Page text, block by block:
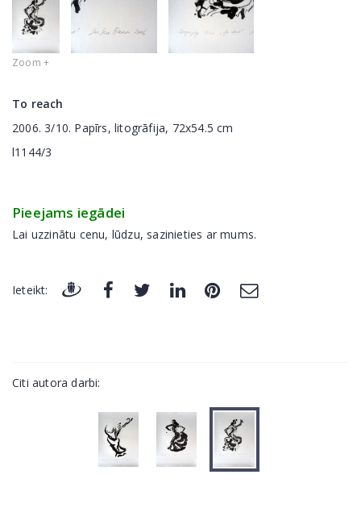
Zoom +
To reach
2006. 3/10. Papīrs, litogrāfija, 72x54.5 cm
l1144/3
Pieejams iegādei
Lai uzzinātu cenu, lūdzu, sazinieties ar mums.
Ieteikt:
Citi autora darbi: